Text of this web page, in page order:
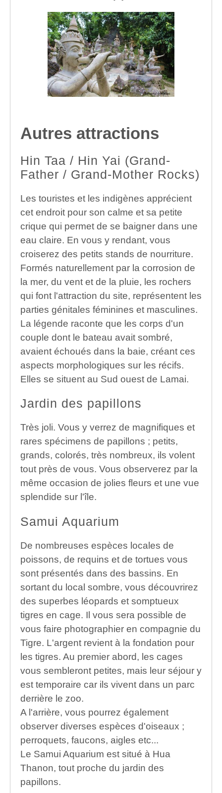
Autres attractions
Hin Taa / Hin Yai (Grand-
Father / Grand-Mother Rocks)
Les touristes et les indigènes apprécient
cet endroit pour son calme et sa petite
crique qui permet de se baigner dans une
eau claire. En vous y rendant, vous
croiserez des petits stands de nourriture.
Formés naturellement par la corrosion de
la mer, du vent et de la pluie, les rochers
qui font l'attraction du site, représentent les
parties génitales féminines et masculines.
La légende raconte que les corps d'un
couple dont le bateau avait sombré,
avaient échoués dans la baie, créant ces
aspects morphologiques sur les récifs.
Elles se situent au Sud ouest de Lamai.
Jardin des papillons
Très joli. Vous y verrez de magnifiques et
rares spécimens de papillons ; petits,
grands, colorés, très nombreux, ils volent
tout près de vous. Vous observerez par la
même occasion de jolies fleurs et une vue
splendide sur l'île.
Samui Aquarium
De nombreuses espèces locales de
poissons, de requins et de tortues vous
sont présentés dans des bassins. En
sortant du local sombre, vous découvrirez
des superbes léopards et somptueux
tigres en cage. Il vous sera possible de
vous faire photographier en compagnie du
Tigre. L'argent revient à la fondation pour
les tigres. Au premier abord, les cages
vous sembleront petites, mais leur séjour y
est temporaire car ils vivent dans un parc
derrière le zoo.
A l'arrière, vous pourrez également
observer diverses espèces d'oiseaux ;
perroquets, faucons, aigles etc...
Le Samui Aquarium est situé à Hua
Thanon, tout proche du jardin des
papillons.